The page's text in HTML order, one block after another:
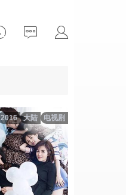
电视剧
大陆
2016